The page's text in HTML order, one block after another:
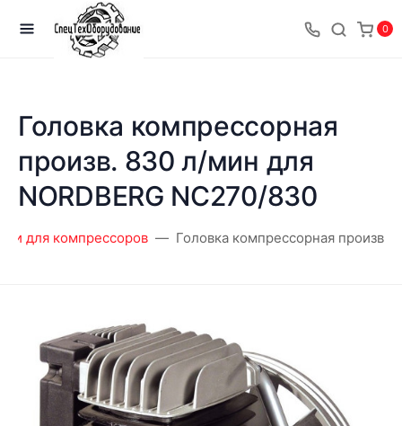
0
Головка компрессорная
произв. 830 л/мин для
NORDBERG NC270/830
для компрессоров Головка компрессорная произв.